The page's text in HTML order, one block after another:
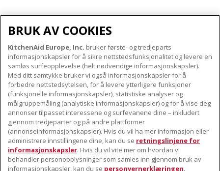
OM KITCHENAID
Merkets kjerne
Merkehistorie
ODR
VÅRE PRODUKTER
Små apparater
Produkttilbehør
KUNDESERVICE
Finn et servicesenter nær deg
Garanti og dokumenter
Kontaktinformasjon
FØLG OSS
BRUK AV COOKIES
KitchenAid Europe, Inc. bruker første- og tredjeparts
informasjonskapsler for å sikre nettstedsfunksjonalitet og levere en
sømløs surfeopplevelse (helt nødvendige informasjonskapsler).
Med ditt samtykke bruker vi også informasjonskapsler for å
forbedre nettstedsytelsen, for å levere ytterligere funksjoner
(funksjonelle informasjonskapsler), statistiske analyser og
målgruppemåling (analytiske informasjonskapsler) og for å vise deg
annonser tilpasset interessene og surfevanene dine – inkludert
gjennom tredjeparter og på andre plattformer
(annonseinformasjonskapsler). Hvis du vil ha mer informasjon eller
administrere innstillingene dine, kan du se retningslinjene for
informasjonskapsler. Hvis du vil vite mer om hvordan vi
behandler personopplysninger som samles inn gjennom bruk av
informasjonskapsler, kan du se personvernerklæringen.